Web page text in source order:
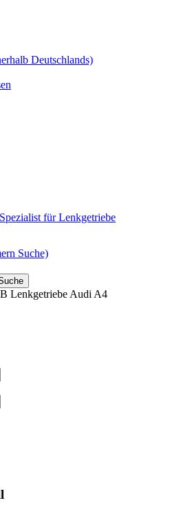
Deutschlands)
Suche)
Lenkgetriebe Audi A4